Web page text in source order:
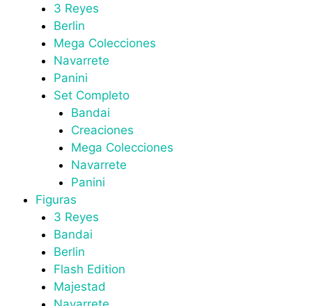
3 Reyes
Berlin
Mega Colecciones
Navarrete
Panini
Set Completo
Bandai
Creaciones
Mega Colecciones
Navarrete
Panini
Figuras
3 Reyes
Bandai
Berlin
Flash Edition
Majestad